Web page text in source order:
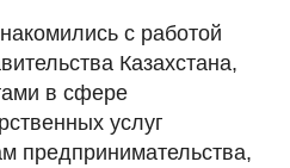
с работой
Казахстана,
в сфере
услуг
предпринимательства,